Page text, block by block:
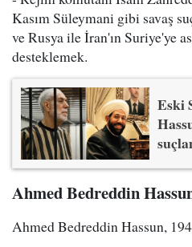
Kasım Süleymani gibi savaş
ve Rusya ile İran'ın Suriye'ye
desteklemek.
Eski
Ahmed Bedreddin
Ahmed Bedreddin Hassun,